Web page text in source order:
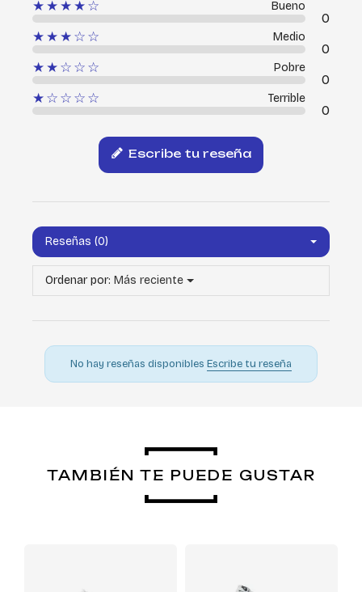
★★★★☆ Bueno
0
★★★☆☆
Medio
0
★★☆☆☆
Pobre
0
★☆☆☆☆
Terrible
0
Escribe tu reseña
Reseñas (0)
Ordenar por: Más reciente
No hay reseñas disponibles Escribe tu reseña
TAMBIÉN TE PUEDE GUSTAR